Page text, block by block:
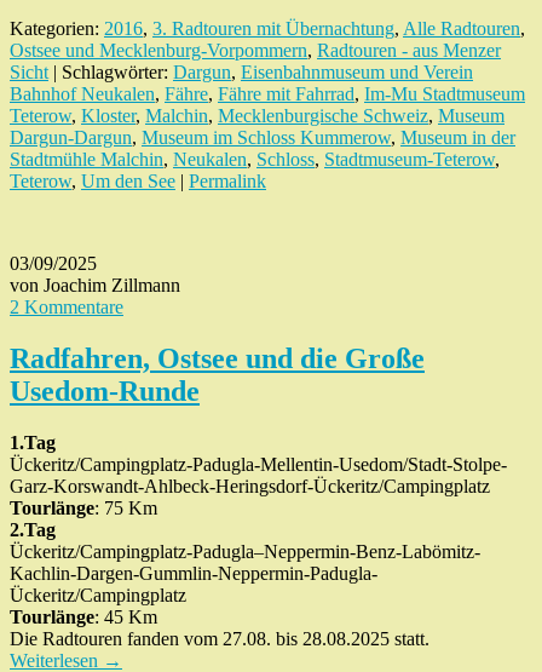
Kategorien: 2016, 3. Radtouren mit Übernachtung, Alle Radtouren,
Ostsee und Mecklenburg-Vorpommern, Radtouren - aus Menzer
Sicht | Schlagwörter: Dargun, Eisenbahnmuseum und Verein
Bahnhof Neukalen, Fähre, Fähre mit Fahrrad, Im-Mu Stadtmuseum
Teterow, Kloster, Malchin, Mecklenburgische Schweiz, Museum
Dargun-Dargun, Museum im Schloss Kummerow, Museum in der
Stadtmühle Malchin, Neukalen, Schloss, Stadtmuseum-Teterow,
Teterow, Um den See | Permalink
03/09/2025
von Joachim Zillmann
2 Kommentare
Radfahren, Ostsee und die Große
Usedom-Runde
1.Tag
Ückeritz/Campingplatz-Padugla-Mellentin-Usedom/Stadt-Stolpe-
Garz-Korswandt-Ahlbeck-Heringsdorf-Ückeritz/Campingplatz
Tourlänge: 75 Km
2.Tag
Ückeritz/Campingplatz-Padugla–Neppermin-Benz-Labömitz-
Kachlin-Dargen-Gummlin-Neppermin-Padugla-
Ückeritz/Campingplatz
Tourlänge: 45 Km
Die Radtouren fanden vom 27.08. bis 28.08.2025 statt.
Weiterlesen →